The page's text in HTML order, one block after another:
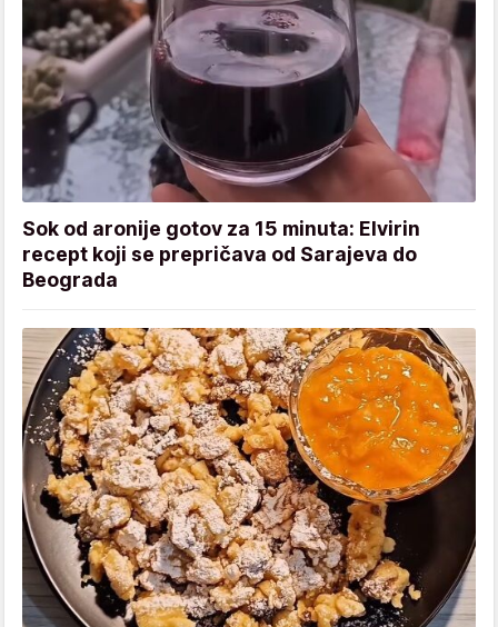
Sok od aronije gotov za 15 minuta: Elvirin
recept koji se prepričava od Sarajeva do
Beograda